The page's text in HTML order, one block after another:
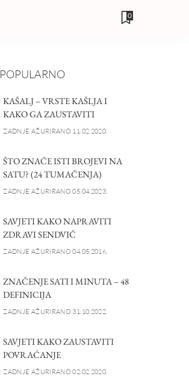
0
POPULARNO
KAŠALJ – VRSTE KAŠLJA I
KAKO GA ZAUSTAVITI
ZADNJE AŽURIRANO 11.02.2020.
ŠTO ZNAČE ISTI BROJEVI NA
SATU? (24 TUMAČENJA)
ZADNJE AŽURIRANO 05.04.2023.
SAVJETI KAKO NAPRAVITI
ZDRAVI SENDVIČ
ZADNJE AŽURIRANO 04.05.2016.
ZNAČENJE SATI I MINUTA – 48
DEFINICIJA
ZADNJE AŽURIRANO 31.10.2022.
SAVJETI KAKO ZAUSTAVITI
POVRAĆANJE
ZADNJE AŽURIRANO 02.02.2020.